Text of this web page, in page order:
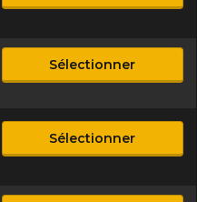
Sélectionner
Sélectionner